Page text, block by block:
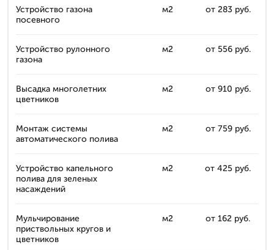
Устройство газона
посевного
м2 от 283 руб.
Устройство рулонного
газона
м2 от 556 руб.
Высадка многолетних
цветников
м2 от 910 руб.
Монтаж системы
автоматического полива
м2 от 759 руб.
Устройство капельного
полива для зеленых
насаждений
м2 от 425 руб.
Мульчирование
приствольных кругов и
цветников
м2 от 162 руб.